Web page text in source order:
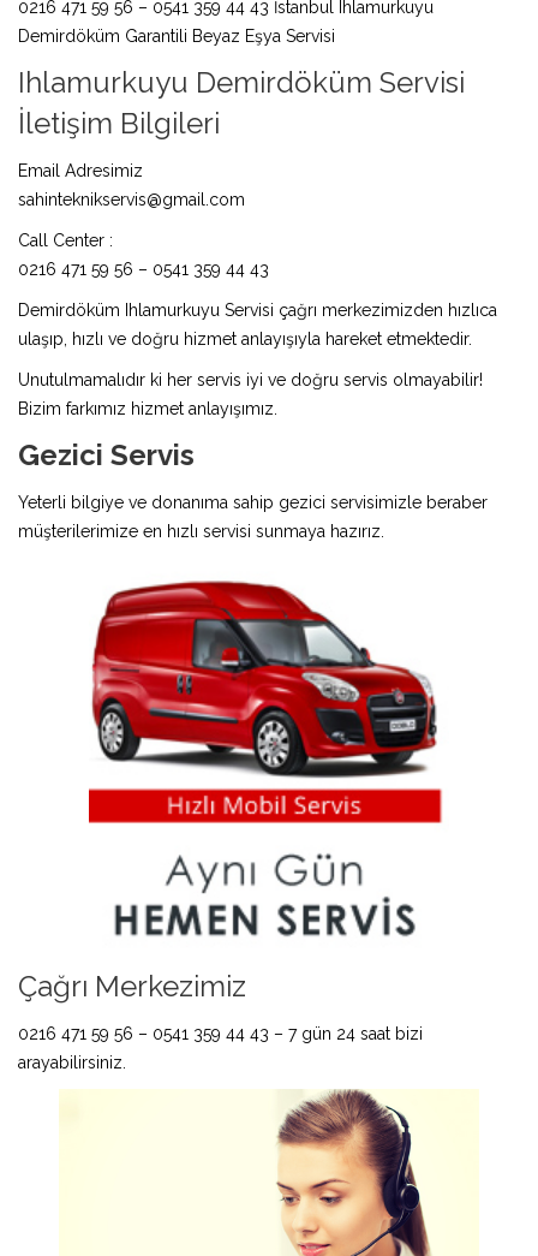
0216 471 59 56 – 0541 359 44 43 İstanbul Ihlamurkuyu
Demirdöküm Garantili Beyaz Eşya Servisi
Ihlamurkuyu Demirdöküm Servisi
İletişim Bilgileri
Email Adresimiz
sahinteknikservis@gmail.com
Call Center :
0216 471 59 56 – 0541 359 44 43
Demirdöküm Ihlamurkuyu Servisi çağrı merkezimizden hızlıca
ulaşıp, hızlı ve doğru hizmet anlayışıyla hareket etmektedir.
Unutulmamalıdır ki her servis iyi ve doğru servis olmayabilir!
Bizim farkımız hizmet anlayışımız.
Gezici Servis
Yeterli bilgiye ve donanıma sahip gezici servisimizle beraber
müşterilerimize en hızlı servisi sunmaya hazırız.
Çağrı Merkezimiz
0216 471 59 56 – 0541 359 44 43 – 7 gün 24 saat bizi
arayabilirsiniz.